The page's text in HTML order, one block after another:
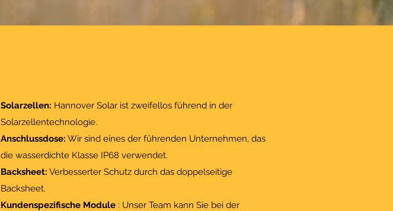
Solarzellen: Hannover Solar ist zweifellos führend in der
Solarzellentechnologie.
Anschlussdose: Wir sind eines der führenden Unternehmen, das
die wasserdichte Klasse IP68 verwendet.
Backsheet: Verbesserter Schutz durch das doppelseitige
Backsheet.
Kundenspezifische Module : Unser Team kann Sie bei der